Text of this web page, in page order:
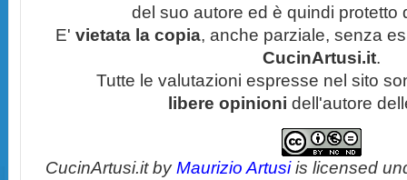
del suo autore ed è quindi protetto
E' vietata la copia, anche parziale, senza
CucinArtusi.it.
Tutte le valutazioni espresse nel sito
libere opinioni dell'autore
CucinArtusi.itbyMaurizio Artusiis licensed